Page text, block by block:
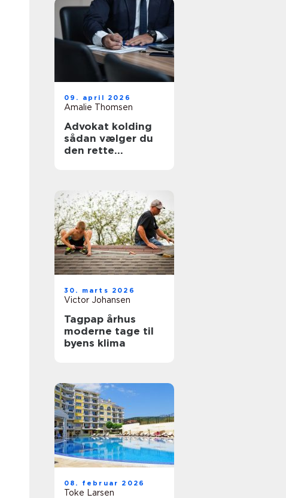
09. april 2026
Amalie Thomsen
Advokat kolding
sådan vælger du
den rette
30. marts 2026
Victor Johansen
Tagpap århus
moderne tage til
byens klima
08. februar 2026
Toke Larsen